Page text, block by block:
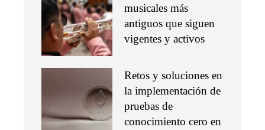
musicales más
antiguos que siguen
vigentes y activos
Retos y soluciones en
la implementación de
pruebas de
conocimiento cero en